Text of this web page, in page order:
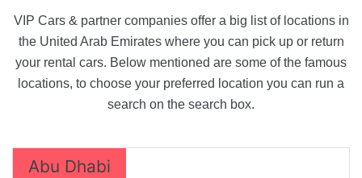
VIP Cars & partner companies offer a big list of locations in
the United Arab Emirates where you can pick up or return
your rental cars. Below mentioned are some of the famous
locations, to choose your preferred location you can run a
search on the search box.
Abu Dhabi